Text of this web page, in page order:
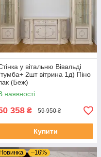
у вітальню Вівальді
2шт вітрина 1д) Піно
(Беж)
наявності
358 ₴ 59 950 ₴
Купити
Новинка –16%